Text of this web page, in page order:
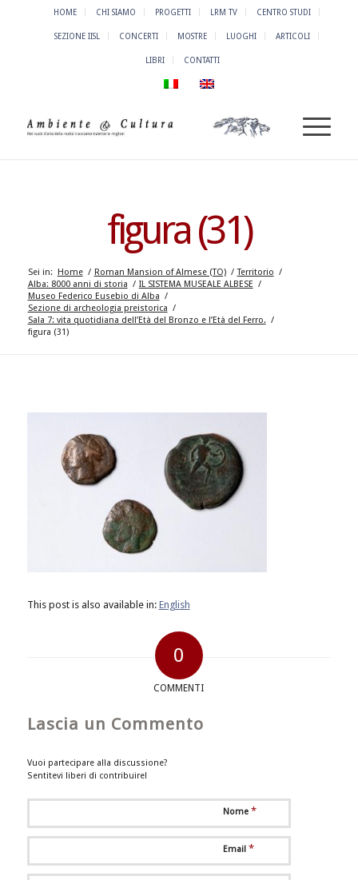
HOME CHI SIAMO PROGETTI LRM TV CENTRO STUDI
SEZIONE IISL CONCERTI MOSTRE LUOGHI ARTICOLI
LIBRI CONTATTI
figura (31)
Sei in: Home / Roman Mansion of Almese (TO) / Territorio /
Alba: 8000 anni di storia / IL SISTEMA MUSEALE ALBESE /
Museo Federico Eusebio di Alba /
Sezione di archeologia preistorica /
Sala 7: vita quotidiana dell’Età del Bronzo e l’Età del Ferro. /
figura (31)
This post is also available in: English
0
COMMENTI
Lascia un Commento
Vuoi partecipare alla discussione?
Sentitevi liberi di contribuire!
Nome *
Email *